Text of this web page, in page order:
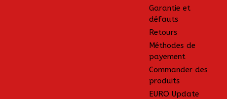
Garantie et
défauts
Retours
Méthodes de
payement
Commander des
produits
EURO Update